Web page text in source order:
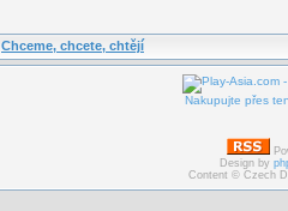
Chceme, chcete, chtějí
Nakupujte přes
Design by
Content © Czech